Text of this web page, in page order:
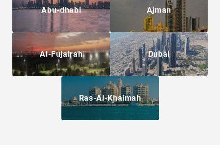
Abu-dhabi Ajman
Al-Fujairah Dubai
Ras-Al-Khaimah